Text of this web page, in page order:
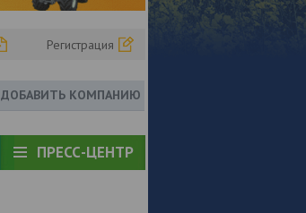
Регистрация
ДОБАВИТЬ КОМПАНИЮ
ПРЕСС-ЦЕНТР